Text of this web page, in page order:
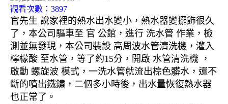
觀看次數：3897
官先生 說家裡的熱水出水變小，熱水器變擺飾很久
了，本公司驅車至 官 公館，進行 洗水管 作業，檢
測並無發現，本公司裝設 高周波水管清洗機，灌入
檸檬酸 至水管，等了約15分，開啟 水管清洗機 ，
啟動 螺旋波 模式，一洗水管就流出棕色髒水，還不
斷的噴出鐵鏽，二個多小時後，出水量恢復熱水器
也正常了。